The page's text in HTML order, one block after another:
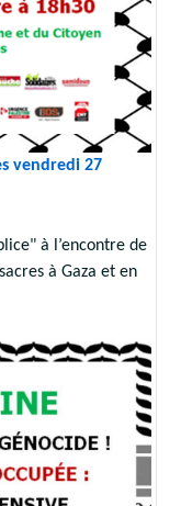
vendredi 27
à l’encontre de
à Gaza et en